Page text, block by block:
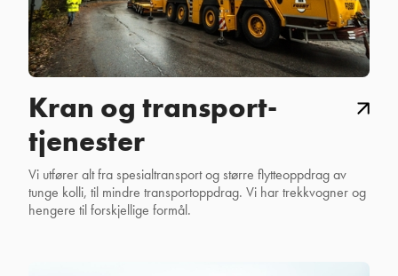
Kran og transport-
tjenester
Vi utfører alt fra spesialtransport og større flytteoppdrag av
tunge kolli, til mindre transportoppdrag. Vi har trekkvogner og
hengere til forskjellige formål.